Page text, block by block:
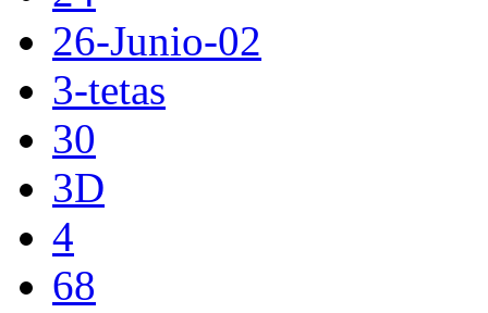
26-Junio-02
3-tetas
30
3D
4
68